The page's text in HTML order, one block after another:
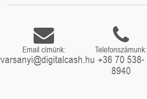
Email címünk: Telefonszámunk:
+36 70 538-
8940